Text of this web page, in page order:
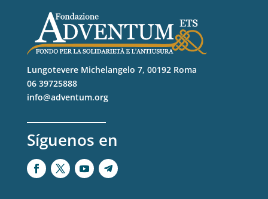
Lungotevere Michelangelo 7, 00192 Roma
06 39725888
info@adventum.org
Síguenos en